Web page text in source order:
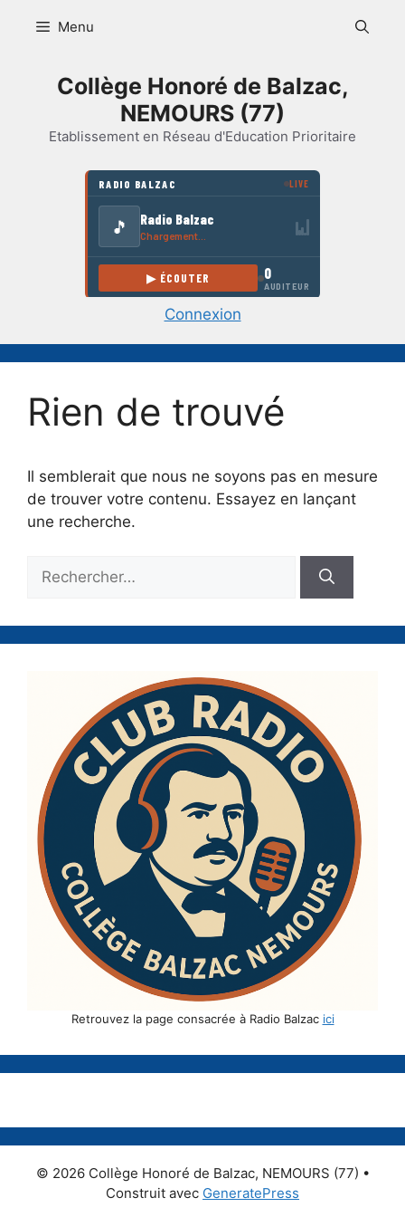
Menu
Collège Honoré de Balzac,
NEMOURS (77)
Etablissement en Réseau d'Education Prioritaire
Connexion
Rien de trouvé
Il semblerait que nous ne soyons pas en mesure
de trouver votre contenu. Essayez en lançant
une recherche.
Rechercher :
Retrouvez la page consacrée à Radio Balzac ici
© 2026 Collège Honoré de Balzac, NEMOURS (77) •
Construit avec GeneratePress